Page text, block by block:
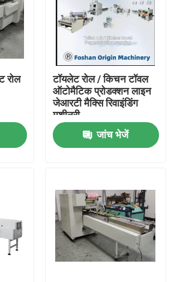
रोल
टॉयलेट रोल / किचन टॉवल
ऑटोमैटिक प्रोडक्शन लाइन
जेआरटी मैक्सि रिवाइंडिंग
मशीनरी
जांच भेजें